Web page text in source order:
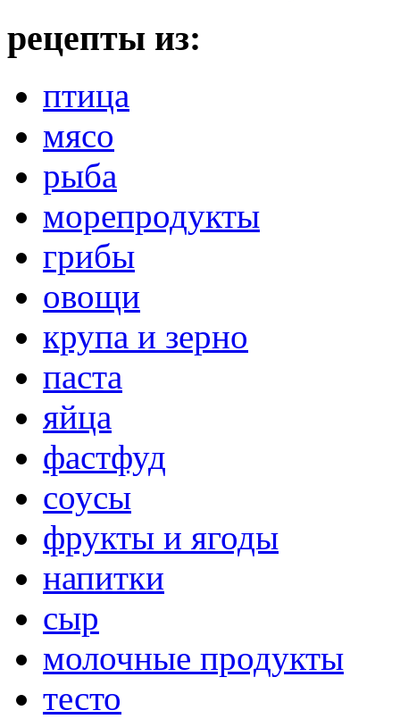
рецепты из:
птица
мясо
рыба
морепродукты
грибы
овощи
крупа и зерно
паста
яйца
фастфуд
соусы
фрукты и ягоды
напитки
сыр
молочные продукты
тесто